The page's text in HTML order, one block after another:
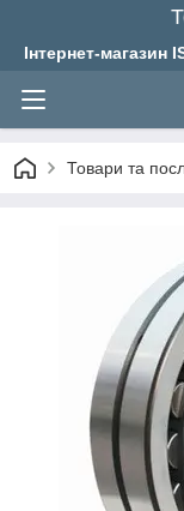
Інтернет-магазин
Товари та